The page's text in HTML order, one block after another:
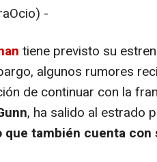
-
tiene previsto su
algunos rumores
de continuar con la
, ha salido al estrado
también cuenta con